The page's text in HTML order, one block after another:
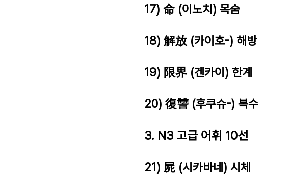
17) 命 (이노치) 목숨
18) 解放 (카이호-) 해방
19) 限界 (겐카이) 한계
20) 復讐 (후쿠슈-) 복수
3. N3 고급 어휘 10선
21) 屍 (시카바네) 시체